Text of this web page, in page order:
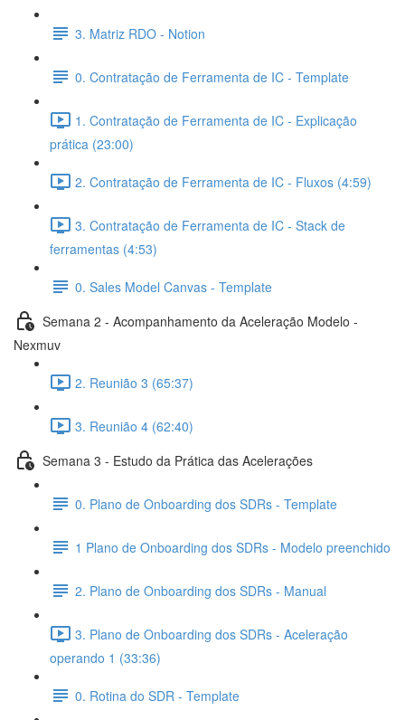
3. Matriz RDO - Notion
0. Contratação de Ferramenta de IC - Template
1. Contratação de Ferramenta de IC - Explicação
prática (23:00)
2. Contratação de Ferramenta de IC - Fluxos (4:59)
3. Contratação de Ferramenta de IC - Stack de
ferramentas (4:53)
0. Sales Model Canvas - Template
Semana 2 - Acompanhamento da Aceleração Modelo -
Nexmuv
2. Reunião 3 (65:37)
3. Reunião 4 (62:40)
Semana 3 - Estudo da Prática das Acelerações
0. Plano de Onboarding dos SDRs - Template
1 Plano de Onboarding dos SDRs - Modelo preenchido
2. Plano de Onboarding dos SDRs - Manual
3. Plano de Onboarding dos SDRs - Aceleração
operando 1 (33:36)
0. Rotina do SDR - Template